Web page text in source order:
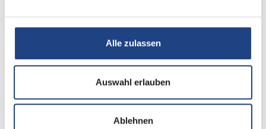
Alle zulassen
Auswahl erlauben
Ablehnen